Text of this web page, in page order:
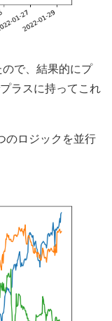
で、結果的にプ
ラスに持ってこれ
のロジックを並行